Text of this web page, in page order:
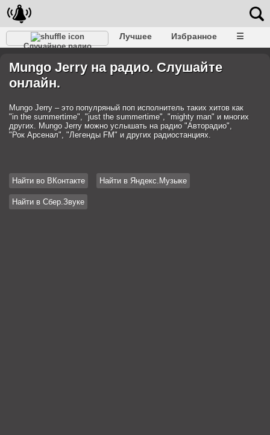
Случайное радио
Лучшее Избранное ☰
Mungo Jerry на радио. Слушайте
онлайн.
Mungo Jerry – это популряный поп исполнитель таких хитов как
"in the summertime", "just the summertime", "mighty man" и многих
других. Mungo Jerry можно услышать на радио "Авторадио",
"Рок Арсенал", "Легенды FM" и других радиостанциях.
Найти во ВКонтакте Найти в Яндекс.Музыке
Найти в Сбер.Звуке